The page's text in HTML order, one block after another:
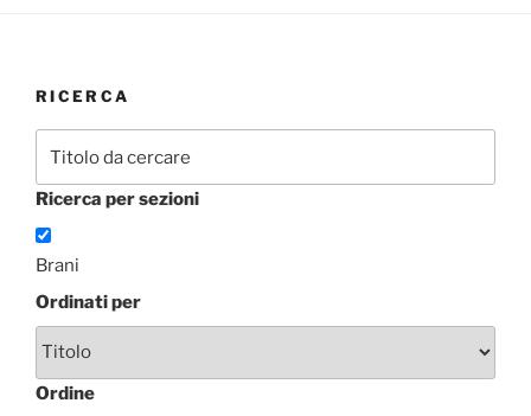
RICERCA
Ricerca per sezioni
Brani
Ordinati per
Ordine